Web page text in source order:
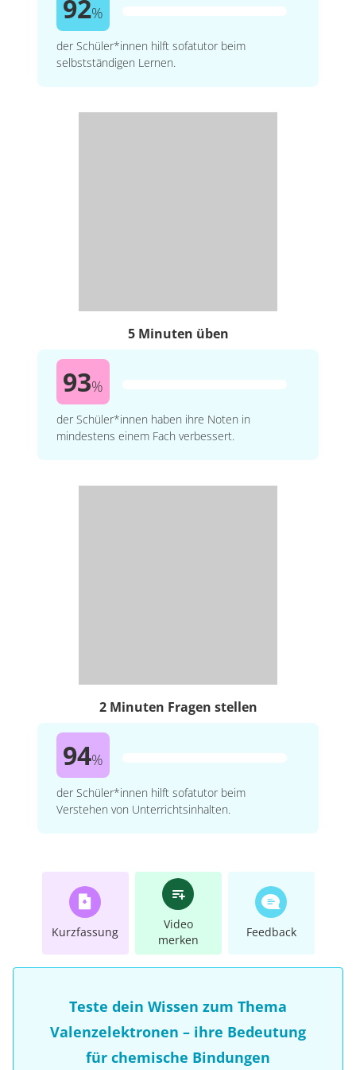
92%
der Schüler*innen hilft sofatutor beim
selbstständigen Lernen.
5 Minuten üben
93%
der Schüler*innen haben ihre Noten in
mindestens einem Fach verbessert.
2 Minuten Fragen stellen
94%
der Schüler*innen hilft sofatutor beim
Verstehen von Unterrichtsinhalten.
Kurzfassung
Video
merken
Feedback
Teste dein Wissen zum Thema
Valenzelektronen – ihre Bedeutung
für chemische Bindungen